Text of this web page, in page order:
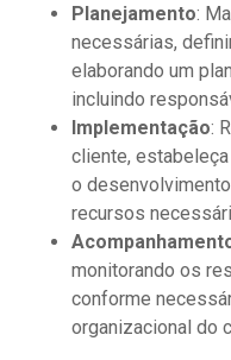
Planejamento:
necessárias,
elaborando um
incluindo
Implementação:
cliente,
o
recursos
monitorando os
conforme
organizacional do